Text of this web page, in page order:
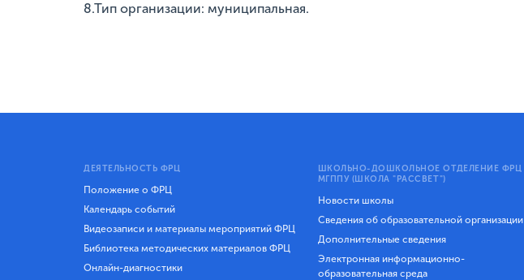
8.Тип организации: муниципальная.
ДЕЯТЕЛЬНОСТЬ ФРЦ
Положение о ФРЦ
Календарь событий
Видеозаписи и материалы мероприятий ФРЦ
Библиотека методических материалов ФРЦ
Онлайн-диагностики
ШКОЛЬНО-ДОШКОЛЬНОЕ ОТДЕЛЕНИЕ ФРЦ
МГППУ (ШКОЛА "РАССВЕТ")
Новости школы
Сведения об образовательной организации
Дополнительные сведения
Электронная информационно-
образовательная среда